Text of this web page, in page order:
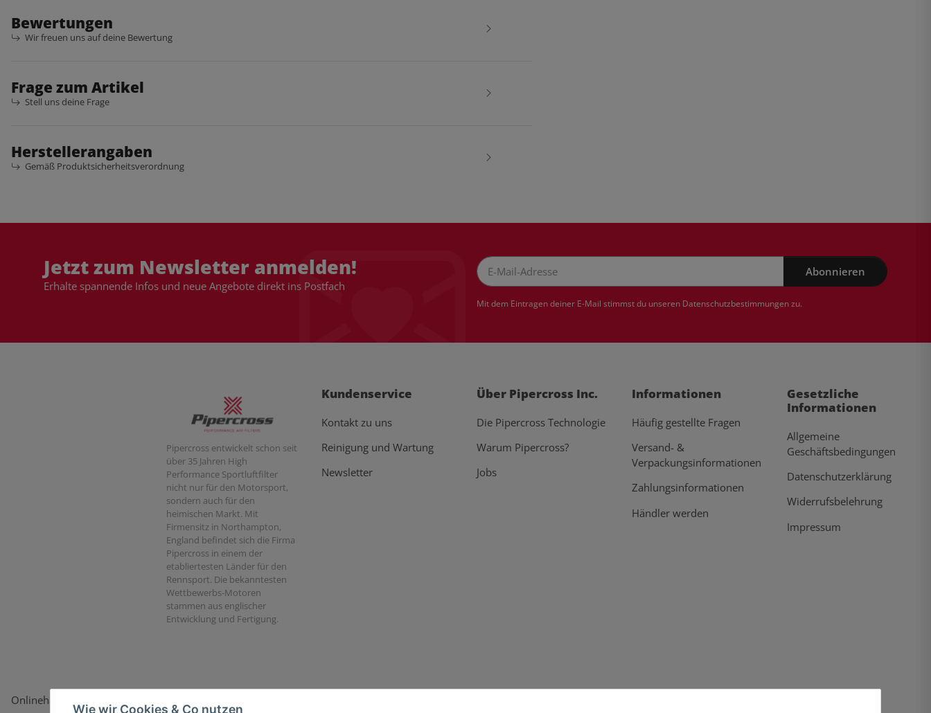
Wie wir Cookies & Co nutzen
Bewertungen
Wir freuen uns auf deine Bewertung
Frage zum Artikel
Stell uns deine Frage
Herstellerangaben
Gemäß Produktsicherheitsverordnung
Jetzt zum Newsletter anmelden!
Erhalte spannende Infos und neue Angebote direkt ins Postfach
Abonnieren
Mit dem Eintragen deiner E-Mail stimmst du unseren Datenschutzbestimmungenzu.
Pipercross entwickelt schon seit
über 35 Jahren High
Performance Sportluftfilter
nicht nur für den Motorsport,
sondern auch für den
heimischen Markt. Mit
Firmensitz in Northampton,
England befindet sich die Firma
Pipercross in einem der
etabliertesten Länder für den
Rennsport. Die bekanntesten
Wettbewerbs-Motoren
stammen aus englischer
Entwicklung und Fertigung.
Kundenservice
Kontakt zu uns
Reinigung und Wartung
Newsletter
Über Pipercross Inc.
Die Pipercross Technologie
Warum Pipercross?
Jobs
Informationen
Häufig gestellte Fragen
Versand- &
Verpackungsinformationen
Zahlungsinformationen
Händler werden
Gesetzliche
Informationen
Allgemeine
Geschäftsbedingungen
Datenschutzerklärung
Widerrufsbelehrung
Impressum
Onlinehandel basiert auf Vertrauen: